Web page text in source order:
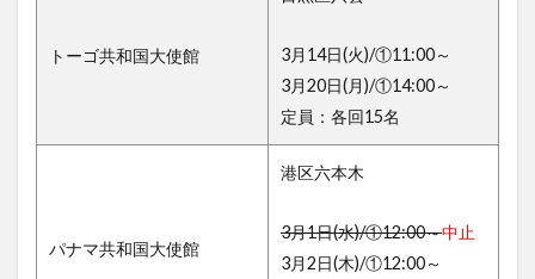
トーゴ共和国大使館
3月14日(火)/①11:00～
3月20日(月)/①14:00～
定員：各回15名
パナマ共和国大使館
港区六本木
3月1日(水)/①12:00～中止
3月2日(木)/①12:00～